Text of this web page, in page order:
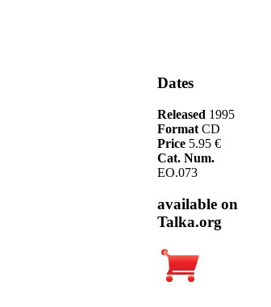
Dates
Released 1995
Format CD
Price 5.95 €
Cat. Num.
EO.073
available on
Talka.org